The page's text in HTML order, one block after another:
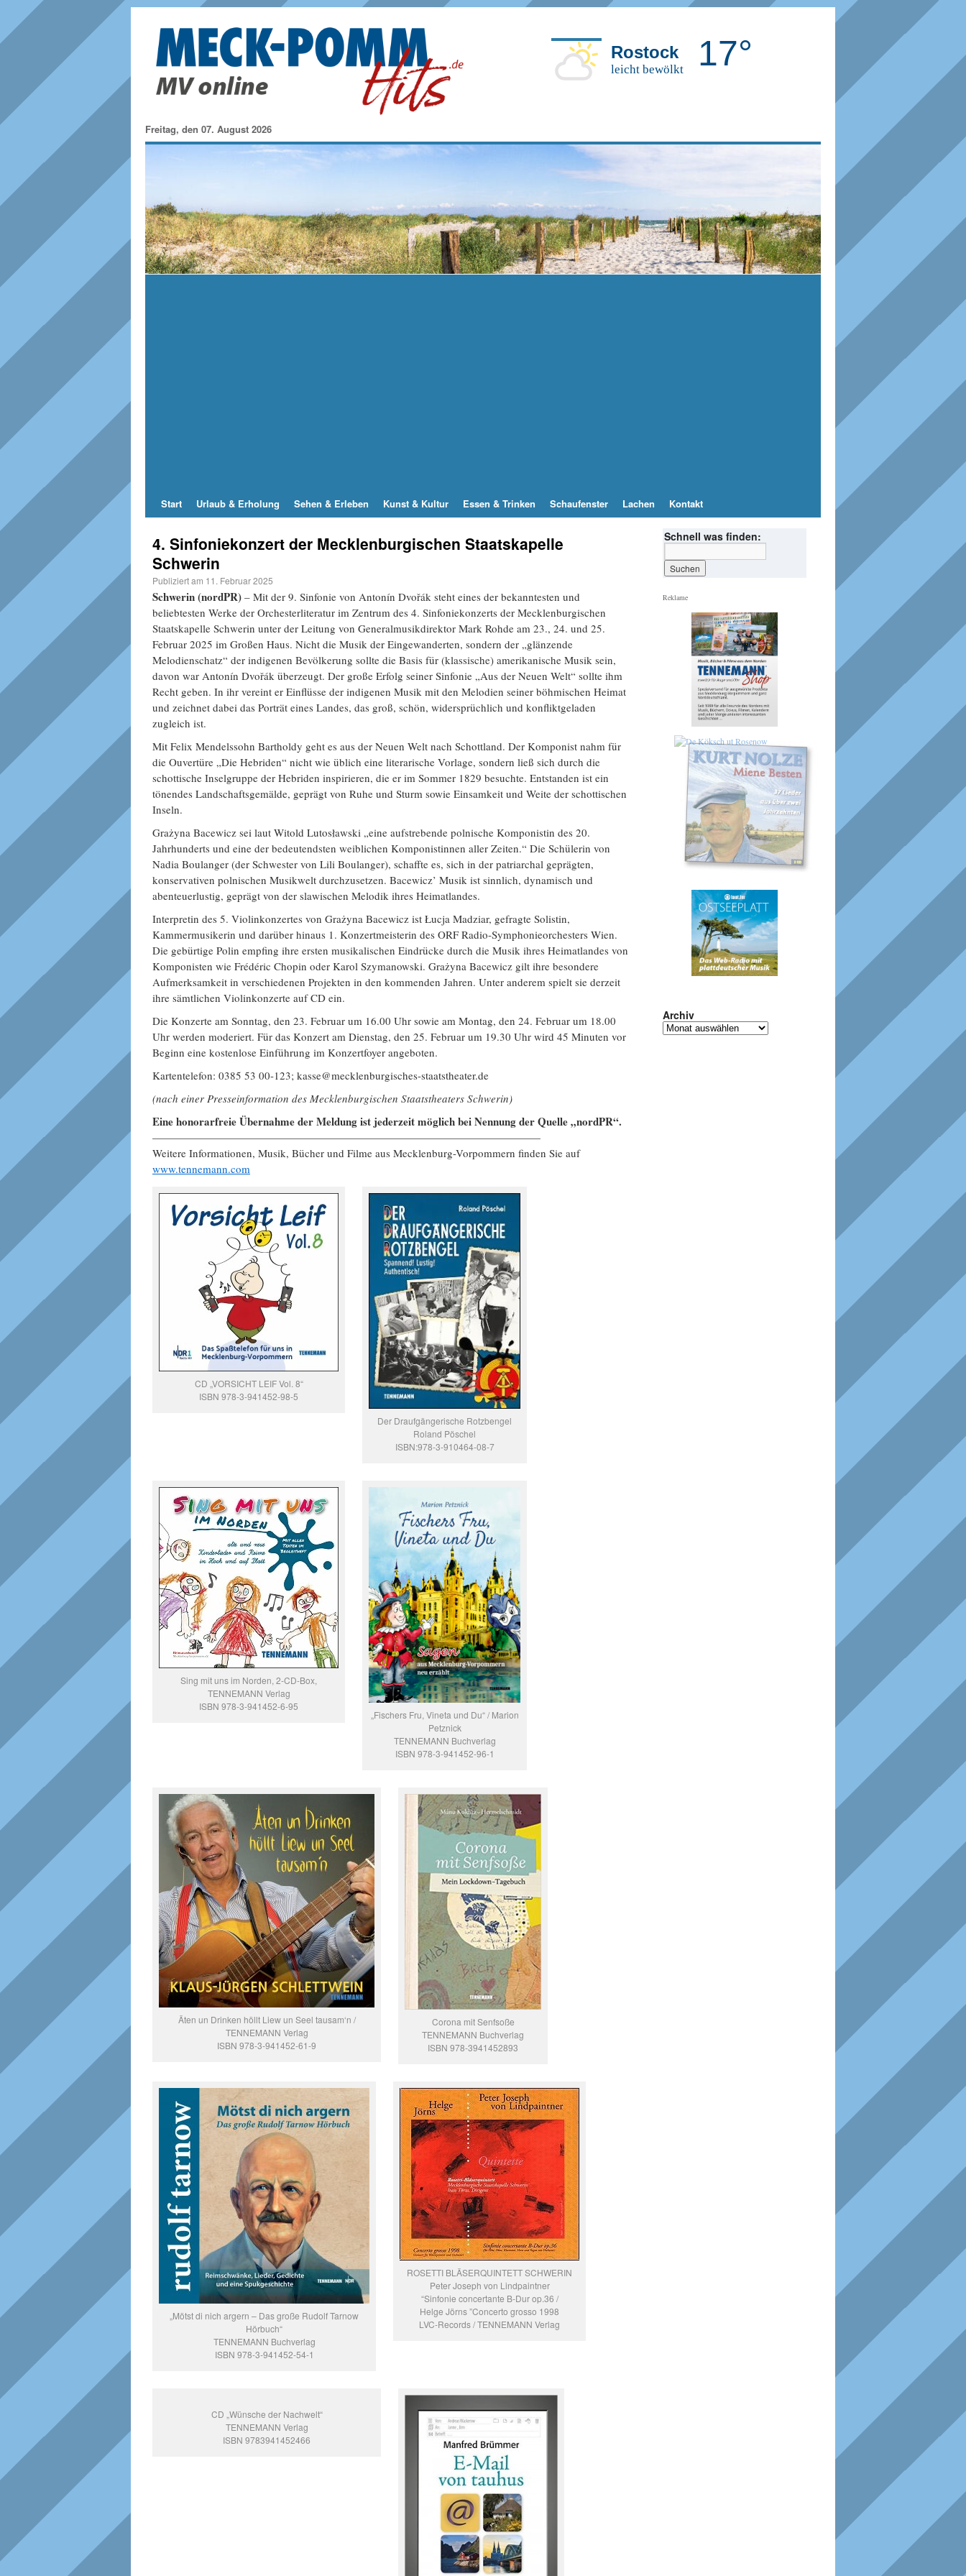
Freitag, den 07. August 2026
Rostock
leicht bewölkt 17°
Start Urlaub & Erholung Sehen & Erleben Kunst & Kultur Essen & Trinken Schaufenster Lachen Kontakt
4. Sinfoniekonzert der Mecklenburgischen Staatskapelle
Schwerin
Publiziert am 11. Februar 2025
Schwerin (nordPR) – Mit der 9. Sinfonie von Antonín Dvořák steht eines der bekanntesten und
beliebtesten Werke der Orchesterliteratur im Zentrum des 4. Sinfoniekonzerts der Mecklenburgischen
Staatskapelle Schwerin unter der Leitung von Generalmusikdirektor Mark Rohde am 23., 24. und 25.
Februar 2025 im Großen Haus. Nicht die Musik der Eingewanderten, sondern der „glänzende
Melodienschatz“ der indigenen Bevölkerung sollte die Basis für (klassische) amerikanische Musik sein,
davon war Antonín Dvořák überzeugt. Der große Erfolg seiner Sinfonie „Aus der Neuen Welt“ sollte ihm
Recht geben. In ihr vereint er Einflüsse der indigenen Musik mit den Melodien seiner böhmischen Heimat
und zeichnet dabei das Porträt eines Landes, das groß, schön, widersprüchlich und konfliktgeladen
zugleich ist.
Mit Felix Mendelssohn Bartholdy geht es aus der Neuen Welt nach Schottland. Der Komponist nahm für
die Ouvertüre „Die Hebriden“ nicht wie üblich eine literarische Vorlage, sondern ließ sich durch die
schottische Inselgruppe der Hebriden inspirieren, die er im Sommer 1829 besuchte. Entstanden ist ein
tönendes Landschaftsgemälde, geprägt von Ruhe und Sturm sowie Einsamkeit und Weite der schottischen
Inseln.
Grażyna Bacewicz sei laut Witold Lutosławski „eine aufstrebende polnische Komponistin des 20.
Jahrhunderts und eine der bedeutendsten weiblichen Komponistinnen aller Zeiten.“ Die Schülerin von
Nadia Boulanger (der Schwester von Lili Boulanger), schaffte es, sich in der patriarchal geprägten,
konservativen polnischen Musikwelt durchzusetzen. Bacewicz’ Musik ist sinnlich, dynamisch und
abenteuerlustig, geprägt von der slawischen Melodik ihres Heimatlandes.
Interpretin des 5. Violinkonzertes von Grażyna Bacewicz ist Łucja Madziar, gefragte Solistin,
Kammermusikerin und darüber hinaus 1. Konzertmeisterin des ORF Radio-Symphonieorchesters Wien.
Die gebürtige Polin empfing ihre ersten musikalischen Eindrücke durch die Musik ihres Heimatlandes von
Komponisten wie Frédéric Chopin oder Karol Szymanowski. Grażyna Bacewicz gilt ihre besondere
Aufmerksamkeit in verschiedenen Projekten in den kommenden Jahren. Unter anderem spielt sie derzeit
ihre sämtlichen Violinkonzerte auf CD ein.
Die Konzerte am Sonntag, den 23. Februar um 16.00 Uhr sowie am Montag, den 24. Februar um 18.00
Uhr werden moderiert. Für das Konzert am Dienstag, den 25. Februar um 19.30 Uhr wird 45 Minuten vor
Beginn eine kostenlose Einführung im Konzertfoyer angeboten.
Kartentelefon: 0385 53 00-123; kasse@mecklenburgisches-staatstheater.de
(nach einer Presseinformation des Mecklenburgischen Staatstheaters Schwerin)
Eine honorarfreie Übernahme der Meldung ist jederzeit möglich bei Nennung der Quelle „nordPR“.
————————————————————————————————————
Weitere Informationen, Musik, Bücher und Filme aus Mecklenburg-Vorpommern finden Sie auf
www.tennemann.com
CD „VORSICHT LEIF Vol. 8“
ISBN 978-3-941452-98-5
Der Draufgängerische Rotzbengel
Roland Pöschel
ISBN:978-3-910464-08-7
Sing mit uns im Norden, 2-CD-Box,
TENNEMANN Verlag
ISBN 978-3-941452-6-95
„Fischers Fru, Vineta und Du“ / Marion
Petznick
TENNEMANN Buchverlag
ISBN 978-3-941452-96-1
Äten un Drinken höllt Liew un Seel tausam‘n /
TENNEMANN Verlag
ISBN 978-3-941452-61-9
Corona mit Senfsoße
TENNEMANN Buchverlag
ISBN 978-3941452893
„Mötst di nich argern – Das große Rudolf Tarnow
Hörbuch“
TENNEMANN Buchverlag
ISBN 978-3-941452-54-1
ROSETTI BLÄSERQUINTETT SCHWERIN
Peter Joseph von Lindpaintner
“Sinfonie concertante B-Dur op.36 /
Helge Jörns ”Concerto grosso 1998
LVC-Records / TENNEMANN Verlag
CD „Wünsche der Nachwelt“
TENNEMANN Verlag
ISBN 9783941452466
Schnell was finden:
Reklame
Archiv